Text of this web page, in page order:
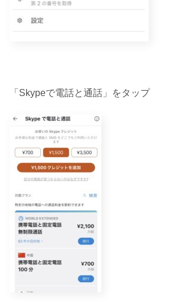
「Skypeで電話と通話」をタップ